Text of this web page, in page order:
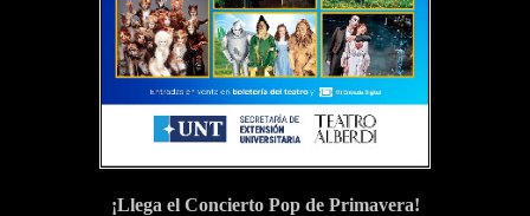
¡Llega el Concierto Pop de Primavera!